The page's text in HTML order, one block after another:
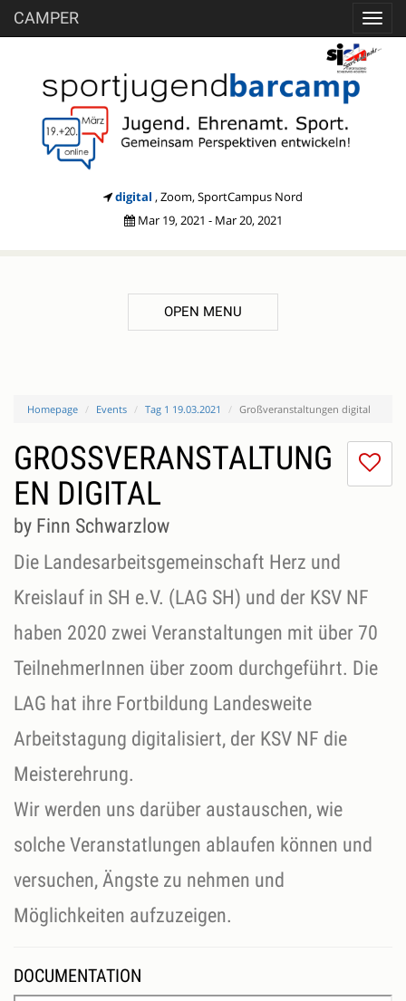
CAMPER
digital , Zoom, SportCampus Nord
Mar 19, 2021 - Mar 20, 2021
OPEN MENU
Homepage Events Tag 1 19.03.2021 Großveranstaltungen digital
I
GROSSVERANSTALTUNGE
N DIGITAL
by Finn Schwarzlow
Die Landesarbeitsgemeinschaft Herz und
Kreislauf in SH e.V. (LAG SH) und der KSV NF
haben 2020 zwei Veranstaltungen mit über 70
TeilnehmerInnen über zoom durchgeführt. Die
LAG hat ihre Fortbildung Landesweite
Arbeitstagung digitalisiert, der KSV NF die
Meisterehrung.
Wir werden uns darüber austauschen, wie
solche Veranstatlungen ablaufen können und
versuchen, Ängste zu nehmen und
Möglichkeiten aufzuzeigen.
DOCUMENTATION